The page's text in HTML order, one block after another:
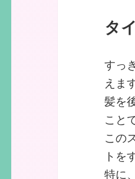
タ
すっ
えま
髪を
こと
この
トを
特に